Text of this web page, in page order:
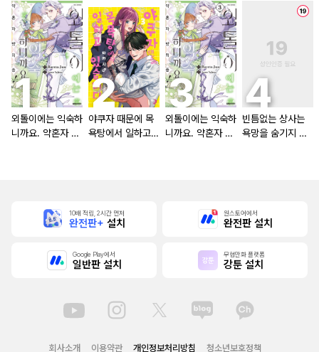
외톨이에는 익숙하
니까요. 약혼자 방
야쿠자 때문에 목
욕탕에서 일하고
외톨이에는 익숙하
니까요. 약혼자 방
빈틈없는 상사는
욕망을 숨기지 않
10배 적립, 2시간 먼저
완전판+ 설치
원스토어에서
완전판 설치
Google Play에서
일반판 설치
무협만화 플랫폼
강툰 설치
회사소개 이용약관 개인정보처리방침 청소년보호정책